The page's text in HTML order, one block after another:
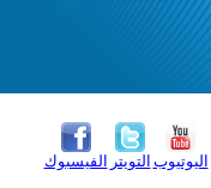
الفيسبوك التويتر اليوتيوب